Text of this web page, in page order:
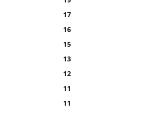
17
16
15
13
12
11
11